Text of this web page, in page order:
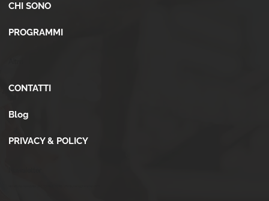
CHI SONO
PROGRAMMI
CONTATTI
Blog
PRIVACY & POLICY